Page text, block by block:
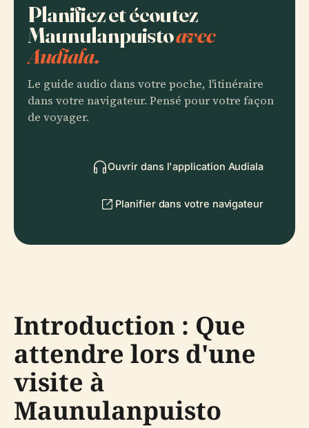
Planifiez et écoutez
Maunulanpuistoavec
Audiala.
Le guide audio dans votre poche, l'itinéraire
dans votre navigateur. Pensé pour votre façon
de voyager.
Ouvrir dans l'application Audiala
Planifier dans votre navigateur
Introduction : Que
attendre lors d'une
visite à
Maunulanpuisto